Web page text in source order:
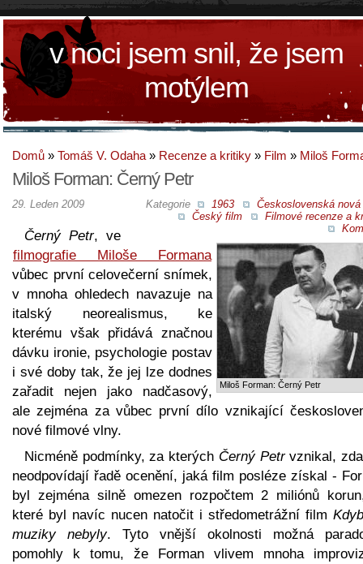
v noci jsem snil, že jsem
motýlem
Domů » Tomáš V. Odaha » Recenze a kritiky » Film » Miloš
Miloš Forman: Černý Petr
Kategorie 1963
Československá nová
Český film
Filmové recenze a
29. Leden 2009
Miloš Forman: Černý Petr
Černý Petr, ve
filmografie Miloše Formana
vůbec první celovečerní snímek,
v mnoha ohledech navazuje na
italský neorealismus, ke
kterému však přidává značnou
dávku ironie, psychologie postav
i své doby tak, že jej lze dodnes
zařadit nejen jako nadčasový,
ale zejména za vůbec první dílo vznikající
nové filmové vlny.
Nicméně podmínky, za kterých Černý Petrvznikal,
neodpovídají řadě ocenění, jaká film posléze získal -
byl zejména silně omezen rozpočtem 2 miliónů
které byl navíc nucen natočit i středometrážní film
muziky nebyly. Tyto vnější okolnosti možná
pomohly k tomu, že Forman vlivem mnoha